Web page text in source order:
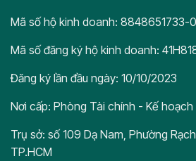
Mã số hộ kinh doanh: 8848651733-
Mã số đăng ký hộ kinh doanh:
Đăng ký lần đầu ngày: 10/10/2023
Nơi cấp: Phòng Tài chính - Kế hoạch
Trụ sở: số 109 Dạ Nam, Phường
TP.HCM